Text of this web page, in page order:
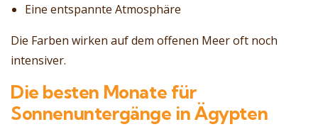
Eine entspannte Atmosphäre
Die Farben wirken auf dem offenen Meer oft noch
intensiver.
Die besten Monate für
Sonnenuntergänge in Ägypten